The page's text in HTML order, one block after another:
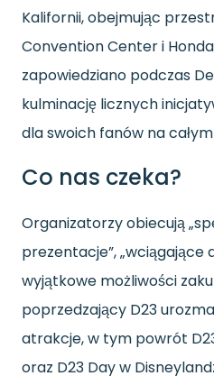
Kalifornii, obejmując
Convention Center i
zapowiedziano podczas
kulminację licznych
dla swoich fanów na
Co nas czeka?
Organizatorzy obiecują
prezentacje”, „wciągające
wyjątkowe możliwości
poprzedzający D23
atrakcje, w tym powrót
oraz D23 Day w